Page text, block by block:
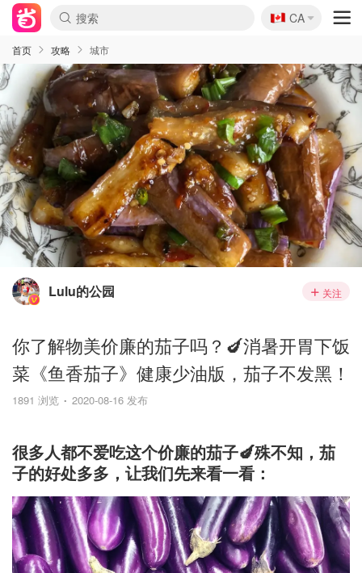
🇨🇦
CA
首页 攻略 城市
Lulu的公园 关注
你了解物美价廉的茄子吗？🍆消暑开胃下饭
菜《鱼香茄子》健康少油版，茄子不发黑！
1891 浏览 2020-08-16 发布
很多人都不爱吃这个价廉的茄子🍆殊不知，茄
子的好处多多，让我们先来看一看：